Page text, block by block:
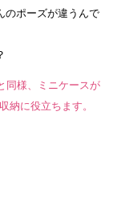
のポーズが違うんで
同様、ミニケースが
納に役立ちます。